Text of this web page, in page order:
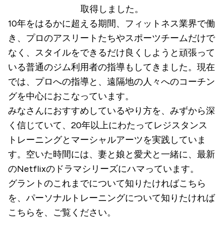
取得しました。
10年をはるかに超える期間、フィットネス業界で働
き、プロのアスリートたちやスポーツチームだけで
なく、スタイルをできるだけ良くしようと頑張って
いる普通のジム利用者の指導もしてきました。現在
では、プロへの指導と、遠隔地の人々へのコーチン
グを中心におこなっています。
みなさんにおすすめしているやり方を、みずから深
く信じていて、20年以上にわたってレジスタンス
トレーニングとマーシャルアーツを実践していま
す。空いた時間には、妻と娘と愛犬と一緒に、最新
のNetflixのドラマシリーズにハマっています。
グラントのこれまでについて知りたければこちら
を、パーソナルトレーニングについて知りたければ
こちら を、ご覧ください。